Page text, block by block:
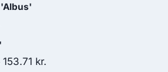
Den
153.71 kr.